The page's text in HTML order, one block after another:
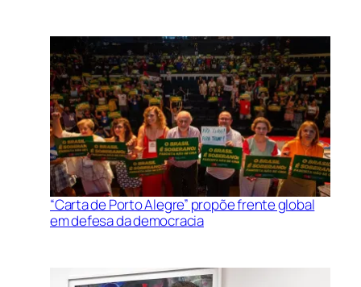
“Carta de Porto Alegre” propõe frente global
em defesa da democracia